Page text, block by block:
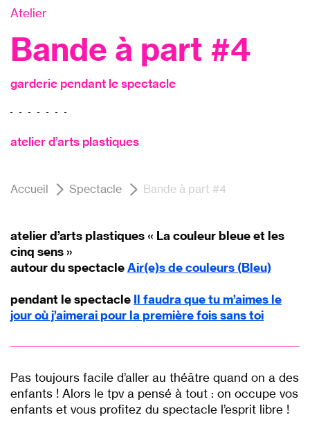
Atelier
Bande à part #4
garderie pendant le spectacle
atelier d’arts plastiques
Accueil Spectacle Bande à part #4
atelier d’arts plastiques « La couleur bleue et les
cinq sens »
autour du spectacleAir(e)s de couleurs (Bleu)
pendant le spectacle Il faudra que tu m’aimes le
jour où j’aimerai pour la première fois sans toi
Pas toujours facile d’aller au théâtre quand on a des
enfants ! Alors le tpv a pensé à tout : on occupe vos
enfants et vous profitez du spectacle l’esprit libre !